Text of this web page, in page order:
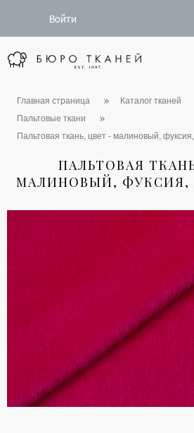
Войти
Главная страница Каталог тканей
Пальтовые ткани
Пальтовая ткань, цвет - малиновый,
ПАЛЬТОВАЯ
МАЛИНОВЫЙ, ФУКСИЯ,